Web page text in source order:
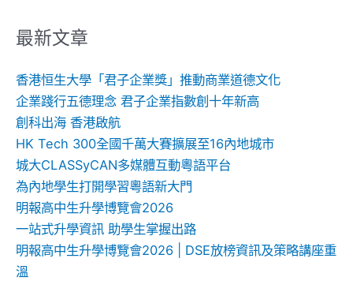
鍵
最新文章
香港恒生大學「君子企業獎」推動商業道德文化
企業踐行五德理念 君子企業指數創十年新高
創科出海 香港啟航
HK Tech 300全國千萬大賽擴展至16內地城市
城大CLASSyCAN多媒體互動粵語平台
為內地學生打開學習粵語新大門
明報高中生升學博覽會2026
一站式升學資訊 助學生掌握出路
明報高中生升學博覽會2026 | DSE放榜資訊及策略講座重
溫